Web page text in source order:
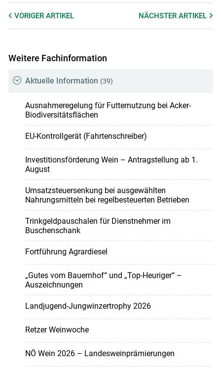
Skip to main content
VORIGER ARTIKEL NÄCHSTERARTIKEL
Weitere Fachinformation
Aktuelle Information (39)
Ausnahmeregelung für Futternutzung bei Acker-
Biodiversitätsflächen
EU-Kontrollgerät (Fahrtenschreiber)
Investitionsförderung Wein – Antragstellung ab 1.
August
Umsatzsteuersenkung bei ausgewählten
Nahrungsmitteln bei regelbesteuerten Betrieben
Trinkgeldpauschalen für Dienstnehmer im
Buschenschank
Fortführung Agrardiesel
„Gutes vom Bauernhof“ und „Top-Heuriger“ –
Auszeichnungen
Landjugend-Jungwinzertrophy 2026
Retzer Weinwoche
NÖ Wein 2026 – Landesweinprämierungen